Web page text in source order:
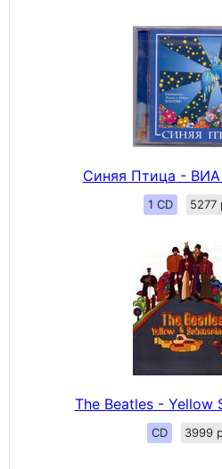
Синяя Птица -
1 CD 5277
The Beatles - Yellow
CD 3999